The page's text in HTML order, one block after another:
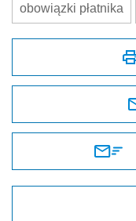
obowiązki płatnika